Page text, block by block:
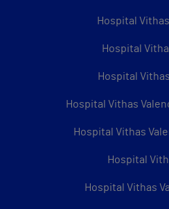
Hospital
Hospital
Hospital
Hospital Vithas
Hospital Vithas
Hospital
Hospital Vithas